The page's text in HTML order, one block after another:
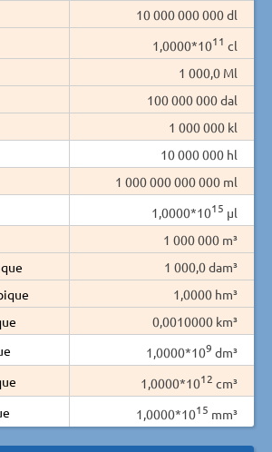
10 000 000 000 dl
1,0000*1011 cl
1 000,0 Ml
100 000 000 dal
1 000 000 kl
10 000 000 hl
1 000 000 000 000 ml
1,0000*1015 µl
1 000 000 m³
1 000,0 dam³
1,0000 hm³
0,0010000 km³
1,0000*109 dm³
1,0000*1012 cm³
1,0000*1015 mm³